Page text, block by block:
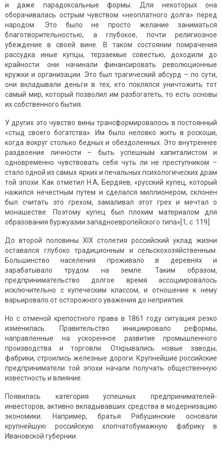
и даже парадоксальные формы. Для некоторых она
оборачивалась острым чувством «неоплатного долга» перед
народом. Это было не просто желание заниматься
благотворительностью, а глубокое, почти религиозное
убеждение в своей вине. В таком состоянии помрачения
рассудка иные купцы, терзаемые совестью, доходили до
крайности: они начинали финансировать революционные
кружки и организации. Это был трагический абсурд – по сути,
они вкладывали деньги в тех, кто поклялся уничтожить тот
самый мир, который позволил им разбогатеть, то есть основы
их собственного бытия.
У других это чувство вины трансформировалось в постоянный
«стыд своего богатства». Им было неловко жить в роскоши,
когда вокруг столько бедных и обездоленных. Это внутреннее
раздвоение личности – быть успешным капиталистом и
одновременно чувствовать себя чуть ли не преступником –
стало одной из самых ярких и печальных психологических драм
той эпохи. Как отметил Н.А, Бердяев, «русский купец, который
нажился нечестным путем и сделался миллионером, склонен
был считать это грехом, замаливал этот грех и мечтал о
монашестве. Поэтому купец был плохим материалом для
образования буржуазии западноевропейского типа»[1, с. 119].
До второй половины XIX столетия российский уклад жизни
оставался глубоко традиционным и сельскохозяйственным.
Большинство населения проживало в деревнях и
зарабатывало трудом на земле. Таким образом,
предпринимательство долгое время ассоциировалось
исключительно с купеческим классом, и отношение к нему
варьировало от осторожного уважения до неприятия.
Но с отменой крепостного права в 1861 году ситуация резко
изменилась. Правительство инициировало реформы,
направленные на ускоренное развитие промышленного
производства и торговли. Открывались новые заводы,
фабрики, строились железные дороги. Крупнейшие российские
предприниматели той эпохи начали получать общественную
известность и влияние.
Появилась категория успешных предпринимателей-
инвесторов, активно вкладывавших средства в модернизацию
экономики. Например, братья Рябушинские основали
крупнейшую российскую хлопчатобумажную фабрику в
Ивановской губернии.